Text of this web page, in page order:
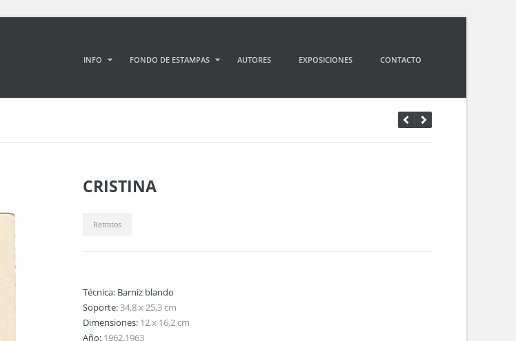
INFO FONDO DE ESTAMPAS AUTORES EXPOSICIONES CONTACTO
CRISTINA
Retratos
Técnica: Barniz blando
Soporte:34,8 x 25,3 cm
Dimensiones: 12 x 16,2 cm
Año: 1962.1963